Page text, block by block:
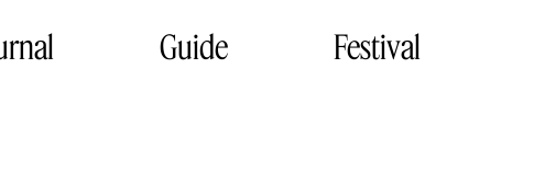
Guide Festival